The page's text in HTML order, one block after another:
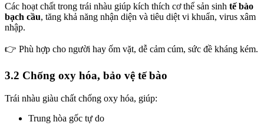
Các hoạt chất trong trái nhàu giúp kích thích cơ thể sản sinh tế bào
bạch cầu, tăng khả năng nhận diện và tiêu diệt vi khuẩn, virus xâm
nhập.
👉 Phù hợp cho người hay ốm vặt, dễ cảm cúm, sức đề kháng kém.
3.2 Chống oxy hóa, bảo vệ tế bào
Trái nhàu giàu chất chống oxy hóa, giúp:
Trung hòa gốc tự do